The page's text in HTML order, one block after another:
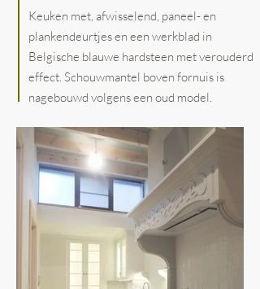
Keuken met, afwisselend, paneel- en
plankendeurtjes en een werkblad in
Belgische blauwe hardsteen met verouderd
effect. Schouwmantel boven fornuis is
nagebouwd volgens een oud model.